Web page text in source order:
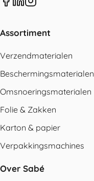
Assortiment
Verzendmaterialen
Beschermingsmaterialen
Omsnoeringsmaterialen
Folie & Zakken
Karton & papier
Verpakkingsmachines
Over Sabé